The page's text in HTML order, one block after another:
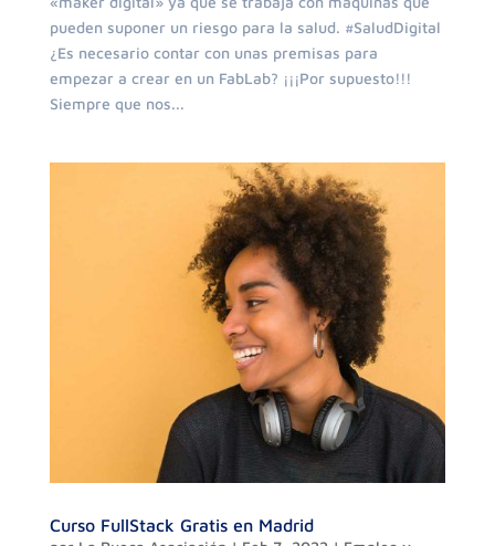
pueden suponer un riesgo para la salud. #SaludDigital
¿Es necesario contar con unas premisas para
empezar a crear en un FabLab? ¡¡¡Por supuesto!!!
Siempre que nos...
Curso FullStack Gratis en Madrid